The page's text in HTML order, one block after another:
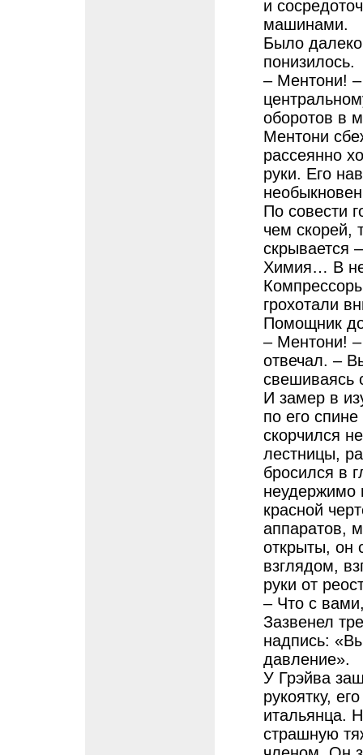
и
машинами.
Было
понизилось.
– Ментони! –
оборотов в
Ментони
рассеянно
руки. Его
По совести
чем скорей,
скрывается
Химия… В
грохотали
Помощник
– Ментони! –
отвечал. –
свешиваясь
И замер в
по его
скорчился
лестницы,
бросился в
неудержимо
красной
аппаратов,
открыты, он
взглядом,
руки от
– Что с
Зазвенел
надпись:
давление».
У Грэйва
рукоятку,
итальянца.
страшную